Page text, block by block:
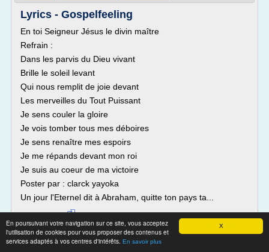
X
En poursuivant votre navigation sur ce site, vous acceptez
l'utilisation de cookies pour vous proposer des contenus et
services adaptés à vos centres d'intérêts. En savoir plus
Lyrics - Gospelfeeling
En toi Seigneur Jésus le divin maître
Refrain :
Dans les parvis du Dieu vivant
Brille le soleil levant
Qui nous remplit de joie devant
Les merveilles du Tout Puissant
Je sens couler la gloire
Je vois tomber tous mes déboires
Je sens renaître mes espoirs
Je me répands devant mon roi
Je suis au coeur de ma victoire
Poster par : clarck yayoka
Un jour l'Eternel dit à Abraham, quitte ton pays ta...
Lire la suite
Site :http://gospelfeeling.over-blog.com